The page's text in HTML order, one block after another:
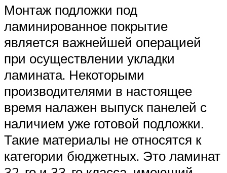
Монтаж подложки под
ламинированное покрытие
является важнейшей операцией
при осуществлении укладки
ламината. Некоторыми
производителями в настоящее
время налажен выпуск панелей с
наличием уже готовой подложки.
Такие материалы не относятся к
категории бюджетных. Это ламинат